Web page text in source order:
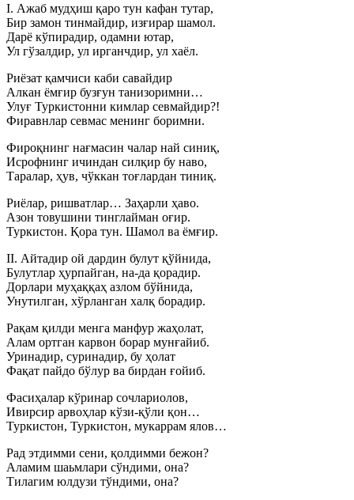
I. Ажаб мудҳиш қаро тун кафан тутар,
Бир замон тинмайдир, изғирар шамол.
Дарё кўпирадир, одамни ютар,
Ул гўзалдир, ул ирганчдир, ул хаёл.
Риёзат қамчиси каби савайдир
Алкан ёмғир бузғун танизоримни…
Улуғ Туркистонни кимлар севмайдир?!
Фиравнлар севмас менинг боримни.
Фироқнинг нағмасин чалар най синиқ,
Исрофнинг ичиндан силқир бу наво,
Таралар, ҳув, чўккан тоғлардан тиниқ.
Риёлар, ришватлар… Заҳарли ҳаво.
Азон товушини тинглайман оғир.
Туркистон. Қора тун. Шамол ва ёмғир.
II. Айтадир ой дардин булут қўйнида,
Булутлар ҳурпайган, на-да қорадир.
Дорлари муҳаққаҳ азлом бўйнида,
Унутилган, хўрланган халқ борадир.
Рақам қилди менга манфур жаҳолат,
Алам ортган карвон борар мунғайиб.
Уринадир, суринадир, бу ҳолат
Фақат пайдо бўлур ва бирдан ғойиб.
Фасиҳалар кўринар сочлариолов,
Ивирсир арвоҳлар кўзи-қўли қон…
Туркистон, Туркистон, мукаррам ялов…
Рад этдимми сени, қолдимми бежон?
Аламим шаьмлари сўндими, она?
Тилагим юлдузи тўндими, она?